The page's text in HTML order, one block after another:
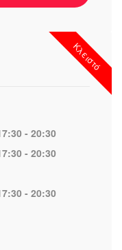
Κλειστό
- 20:30
- 20:30
- 20:30